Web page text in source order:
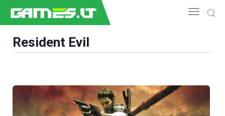
ESPORTAS
GELEŽIS
Resident Evil